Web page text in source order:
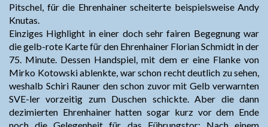
Pitschel, für die Ehrenhainer scheiterte beispielsweise Andy
Knutas.
Einziges Highlight in einer doch sehr fairen Begegnung war
die gelb-rote Karte für den Ehrenhainer Florian Schmidt in der
75. Minute. Dessen Handspiel, mit dem er eine Flanke von
Mirko Kotowski ablenkte, war schon recht deutlich zu sehen,
weshalb Schiri Rauner den schon zuvor mit Gelb verwarnten
SVE-ler vorzeitig zum Duschen schickte. Aber die dann
dezimierten Ehrenhainer hatten sogar kurz vor dem Ende